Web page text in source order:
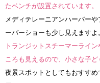
たベンチが設置されています。
メディテレーニアンハーバー
ーバーショーも少し見えますよ
トランジットスチーマーライ
ころも見えるので、小さな子
夜景スポットとしてもおすす